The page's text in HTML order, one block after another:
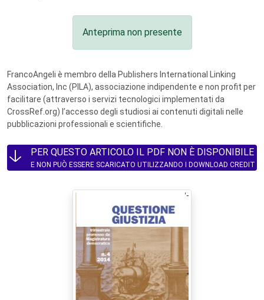
Anteprima non presente
FrancoAngeli è membro della Publishers International Linking
Association, Inc (PILA), associazione indipendente e non profit per
facilitare (attraverso i servizi tecnologici implementati da
CrossRef.org) l’accesso degli studiosi ai contenuti digitali nelle
pubblicazioni professionali e scientifiche.
PER QUESTO ARTICOLO IL PDF NON È DISPONIBILE
E NON PUÒ ESSERE SCARICATO UTILIZZANDO I DOWNLOAD CREDIT